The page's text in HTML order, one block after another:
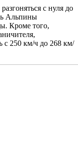
с нуля до
Альпины
Кроме того,
с 250 км/ч до 268 км/